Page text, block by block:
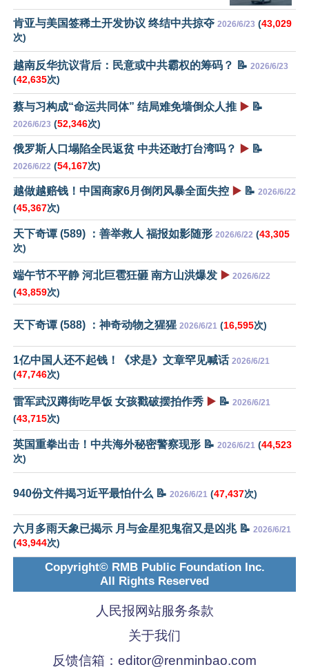
肯亚与美国签稀土开发协议 终结中共掠夺 2026/6/23 (43,029
次)
越南反华抗议背后：民意或中共霸权的筹码？ 📝 2026/6/23
(42,635次)
蔡与习构成“命运共同体” 结局难免墙倒众人推 ▶️ 📝
2026/6/23 (52,346次)
俄罗斯人口塌陷全民返贫 中共还敢打台湾吗？ ▶️ 📝
2026/6/22 (54,167次)
越做越赔钱！中国商家6月倒闭风暴全面失控 ▶️ 📝 2026/6/22
(45,367次)
天下奇谭 (589) ：善举救人 福报如影随形 2026/6/22 (43,305
次)
端午节不平静 河北巨雹狂砸 南方山洪爆发 ▶️ 2026/6/22
(43,859次)
天下奇谭 (588) ：神奇动物之猩猩 2026/6/21 (16,595次)
1亿中国人还不起钱！《求是》文章罕见喊话 2026/6/21
(47,746次)
雷军武汉蹲街吃早饭 女孩戳破摆拍作秀 ▶️ 📝 2026/6/21
(43,715次)
英国重拳出击！中共海外秘密警察现形 📝 2026/6/21 (44,523
次)
940份文件揭习近平最怕什么 📝 2026/6/21 (47,437次)
六月多雨天象已揭示 月与金星犯鬼宿又是凶兆 📝 2026/6/21
(43,944次)
Copyright© RMB Public Foundation Inc.
All Rights Reserved
人民报网站服务条款
关于我们
反馈信箱： editor@renminbao.com